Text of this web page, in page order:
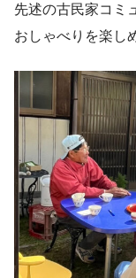
先述の古民家コミ
おしゃべりを楽し